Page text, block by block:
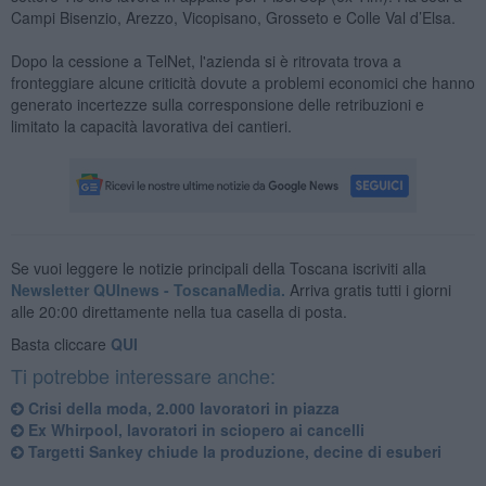
Campi Bisenzio, Arezzo, Vicopisano, Grosseto e Colle Val d’Elsa.
Dopo la cessione a TelNet, l'azienda si è ritrovata trova a
fronteggiare alcune criticità dovute a problemi economici che hanno
generato incertezze sulla corresponsione delle retribuzioni e
limitato la capacità lavorativa dei cantieri.
Se vuoi leggere le notizie principali della Toscana iscriviti alla
Newsletter QUInews - ToscanaMedia. Arriva gratis tutti i giorni
alle 20:00 direttamente nella tua casella di posta.
Basta cliccare QUI
Ti potrebbe interessare anche:
Crisi della moda, 2.000 lavoratori in piazza
Ex Whirpool, lavoratori in sciopero ai cancelli
Targetti Sankey chiude la produzione, decine di esuberi